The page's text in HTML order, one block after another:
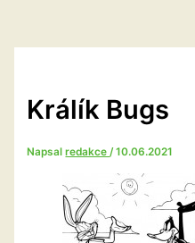
Králík Bugs
Napsalredakce/10.06.2021